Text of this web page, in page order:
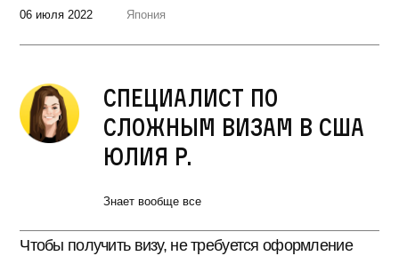
06 июля 2022 Япония
Специалист по
сложным визам в США
Юлия Р.
Знает вообще все
Чтобы получить визу, не требуется оформление